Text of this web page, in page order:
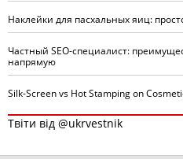
Наклейки для пасхальных яиц:
Частный SEO-специалист:
напрямую
Silk-Screen vs Hot Stamping on
Твіти від @ukrvestnik